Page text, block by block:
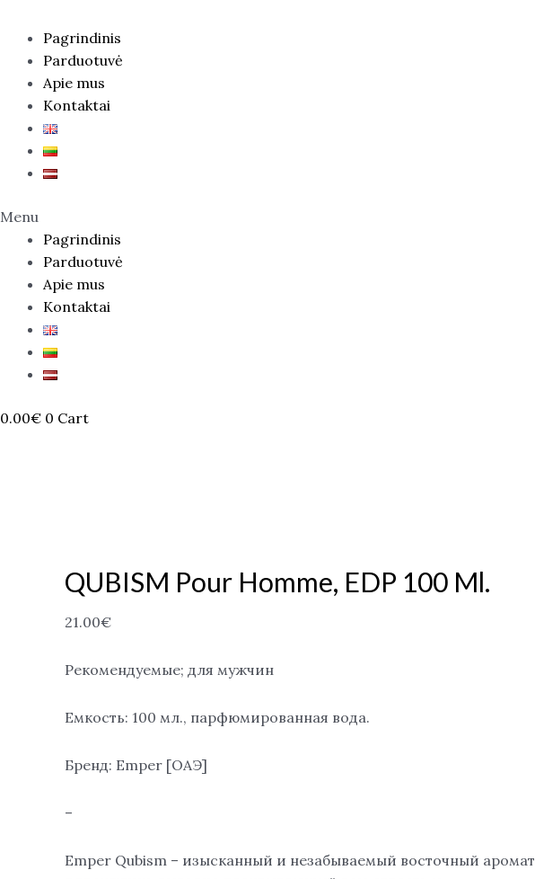
Pagrindinis
Parduotuvė
Apie mus
Kontaktai
Menu
Pagrindinis
Parduotuvė
Apie mus
Kontaktai
0.00€ 0 Cart
QUBISM Pour Homme, EDP 100 Ml.
21.00€
Рекомендуемые; для мужчин
Емкость: 100 мл., парфюмированная вода.
Бренд: Emper [ОАЭ]
–
Emper Qubism – изысканный и незабываемый восточный аромат